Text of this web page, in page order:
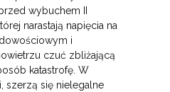
wybuchem II
narastają napięcia na
i
czuć zbliżającą
katastrofę. W
szerzą się nielegalne